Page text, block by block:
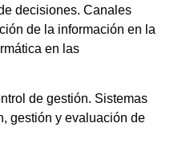
decisiones. Canales
de la información en la
en las
de gestión. Sistemas
gestión y evaluación de